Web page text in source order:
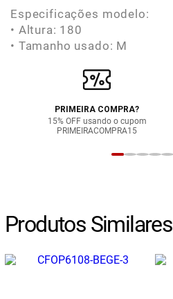
Especificações modelo:
• Altura: 180
• Tamanho usado: M
PRIMEIRA COMPRA?
15% OFF usando o cupom
PRIMEIRACOMPRA15
Produtos Similares